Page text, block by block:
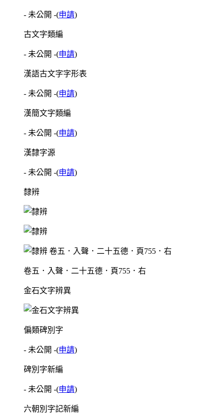
- 未公開 -(申請)
古文字類編
- 未公開 -(申請)
漢語古文字字形表
- 未公開 -(申請)
漢簡文字類編
- 未公開 -(申請)
漢隸字源
- 未公開 -(申請)
隸辨
卷五．入聲．二十五德．頁755．右
金石文字辨異
偏類碑別字
- 未公開 -(申請)
碑別字新編
- 未公開 -(申請)
六朝別字記新編